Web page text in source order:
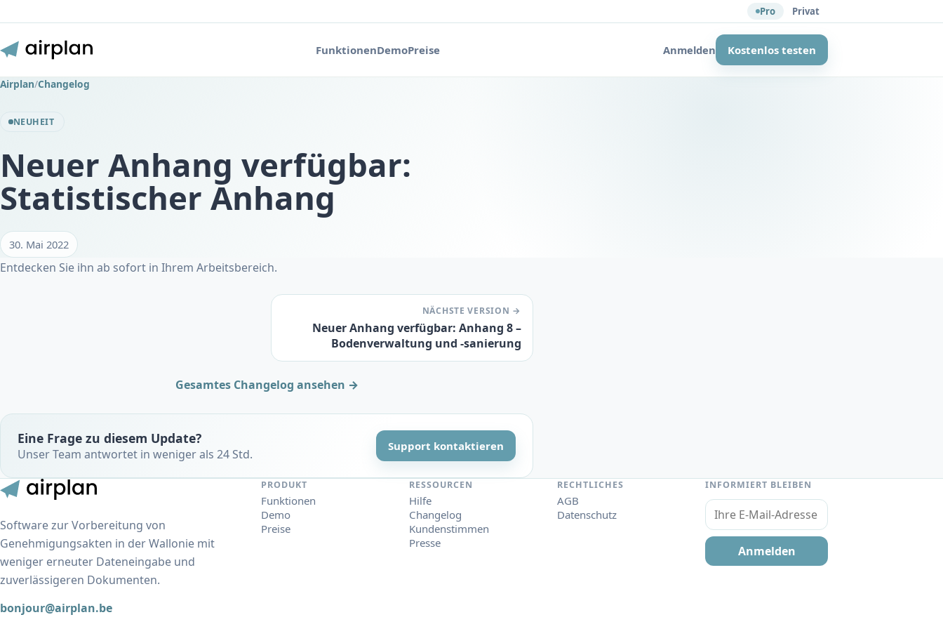
Pro Privat
FunktionenDemoPreise Anmelden Kostenlos testen
Airplan/Changelog
NEUHEIT
Neuer Anhang verfügbar:
Statistischer Anhang
30. Mai 2022
Entdecken Sie ihn ab sofort in Ihrem Arbeitsbereich.
NÄCHSTE VERSION →
Neuer Anhang verfügbar: Anhang 8 –
Bodenverwaltung und -sanierung
Gesamtes Changelog ansehen →
Eine Frage zu diesem Update?
Unser Team antwortet in weniger als 24 Std.
Support kontaktieren
Software zur Vorbereitung von
Genehmigungsakten in der Wallonie mit
weniger erneuter Dateneingabe und
zuverlässigeren Dokumenten.
bonjour@airplan.be
PRODUKT
Funktionen
Demo
Preise
RESSOURCEN
Hilfe
Changelog
Kundenstimmen
Presse
RECHTLICHES
AGB
Datenschutz
INFORMIERT BLEIBEN
Ihre E-Mail-Adresse
Anmelden